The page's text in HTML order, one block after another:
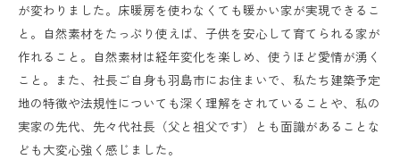
が変わりました。床暖房を使わなくても暖かい家が実現できるこ
と。自然素材をたっぷり使えば、子供を安心して育てられる家が
作れること。自然素材は経年変化を楽しめ、使うほど愛情が湧く
こと。また、社長ご自身も羽島市にお住まいで、私たち建築予定
地の特徴や法規性についても深く理解をされていることや、私の
実家の先代、先々代社長（父と祖父です）とも面識があることな
ども大変心強く感じました。